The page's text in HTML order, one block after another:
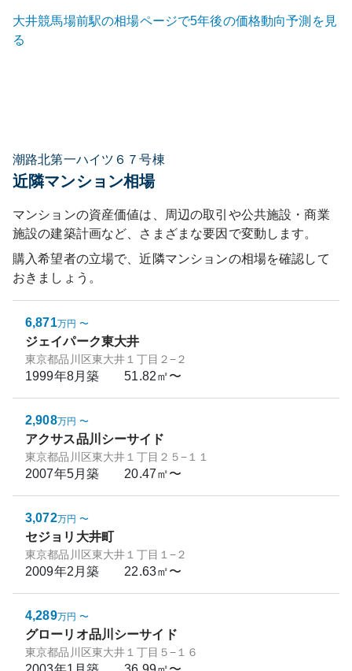
大井競馬場前駅の相場ページで5年後の価格動向予測を見
る
潮路北第一ハイツ６７号棟
近隣マンション相場
マンションの資産価値は、周辺の取引や公共施設・商業
施設の建築計画など、さまざまな要因で変動します。
購入希望者の立場で、近隣マンションの相場を確認して
おきましょう。
6,871万円 〜
ジェイパーク東大井
東京都品川区東大井１丁目２−２
1999年8月築 51.82㎡〜
2,908万円 〜
アクサス品川シーサイド
東京都品川区東大井１丁目２５−１１
2007年5月築 20.47㎡〜
3,072万円 〜
セジョリ大井町
東京都品川区東大井１丁目１−２
2009年2月築 22.63㎡〜
4,289万円 〜
グローリオ品川シーサイド
東京都品川区東大井１丁目５−１６